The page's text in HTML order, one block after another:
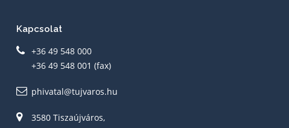
Kapcsolat
+36 49 548 000
+36 49 548 001 (fax)
phivatal@tujvaros.hu
3580 Tiszaújváros,